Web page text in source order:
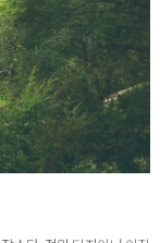
소다. 정원 디자이너 이진